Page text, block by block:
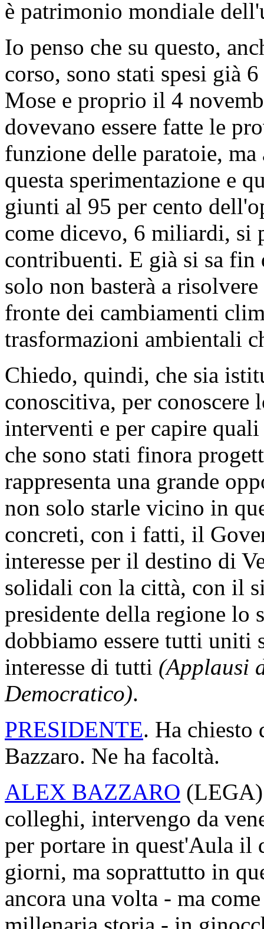
è patrimonio mondiale
Io penso che su questo,
corso, sono stati spesi già
Mose e proprio il 4
dovevano essere fatte le
funzione delle paratoie,
questa sperimentazione e
giunti al 95 per cento
come dicevo, 6 miliardi, si
contribuenti. E già si sa fin
solo non basterà a
fronte dei cambiamenti
trasformazioni ambientali
Chiedo, quindi, che sia
conoscitiva, per conoscere
interventi e per capire
che sono stati finora
rappresenta una grande
non solo starle vicino in
concreti, con i fatti, il
interesse per il destino di
solidali con la città, con il
presidente della regione lo
dobbiamo essere tutti uniti
interesse di tutti (Applausi
Democratico).
PRESIDENTE. Ha chiesto
Bazzaro. Ne ha facoltà.
ALEX BAZZARO (LEGA
colleghi, intervengo da
per portare in quest'Aula il
giorni, ma soprattutto in
ancora una volta - ma